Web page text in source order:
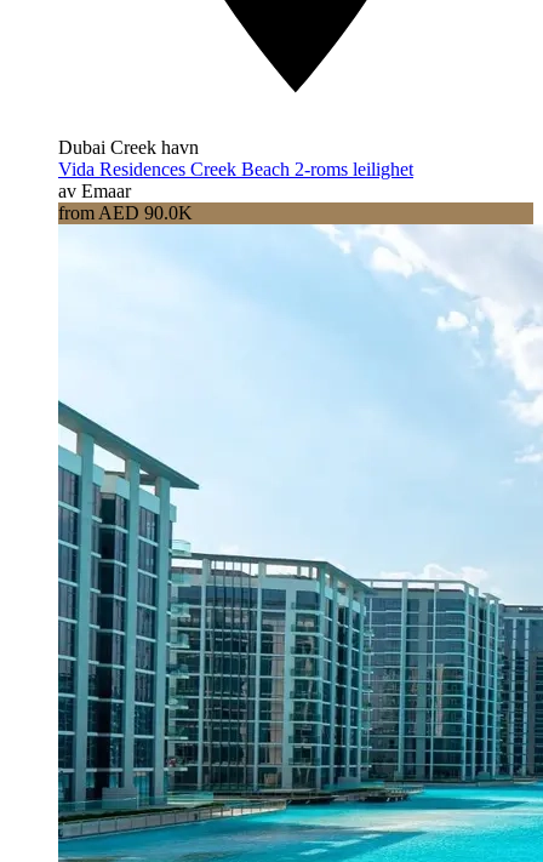
Dubai Creek havn
Vida Residences Creek Beach 2-roms leilighet
av Emaar
from AED 90.0K